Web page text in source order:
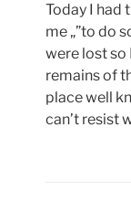
Today I had
me „”to do
were lost so
remains of
place well
can’t resist